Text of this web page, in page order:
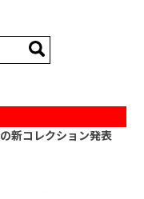
コレクション発表